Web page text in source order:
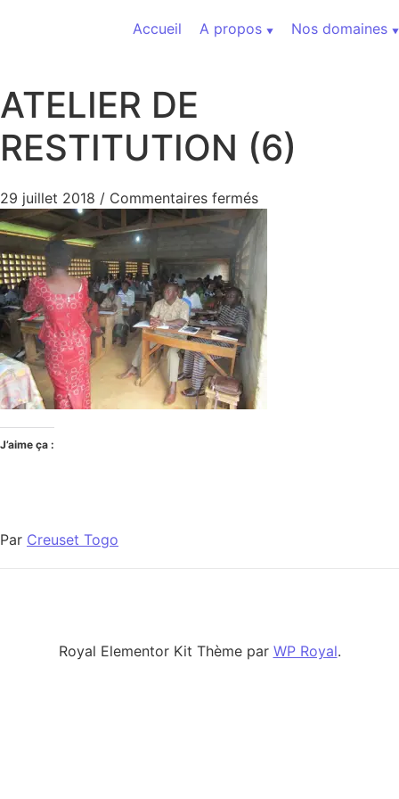
Accueil
A propos Nos domaines
ATELIER DE
RESTITUTION (6)
29 juillet 2018 / Commentaires ferméssur ATELIER DE
J’aime ça :
Par Creuset Togo
Royal Elementor Kit Thème par WP Royal.